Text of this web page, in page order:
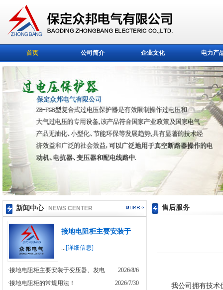
首页 公司简介 企业文化 电力产
新闻中心 NEWS CENTER
接地电阻柜主要安装于
...[详细信息]
·接地电阻柜主要安装于变压器、发电
2026/8/6
·接地电阻柜的常规用法！
2026/7/30
售后服务
我公司拥有技术